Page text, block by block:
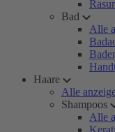
Bad
Alle
Haare
Alle
Shampoos
Alle